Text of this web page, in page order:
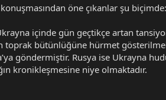
öne çıkanlar şu biçimde:
içinde gün geçtikçe artan
toprak bütünlüğüne hürmet
göndermiştir. Rusya ise Ukrayna
kronikleşmesine niye olmaktadır.